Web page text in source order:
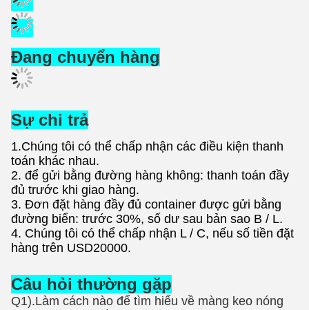
Nhiều màu sắc
Sản phẩm của chúng tôi có hàng chục màu, và
những màng vinyl ép nóng này mang đến cho bạn
sự lựa chọn tuyệt vời với nhiều kiểu dáng và sự kết